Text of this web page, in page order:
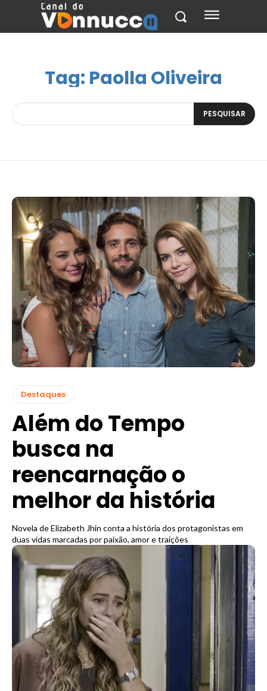
Tag: Paolla Oliveira
PESQUISAR
Destaques
Além do Tempo
busca na
reencarnação o
melhor da história
Novela de Elizabeth Jhin conta a história dos protagonistas em
duas vidas marcadas por paixão, amor e traições